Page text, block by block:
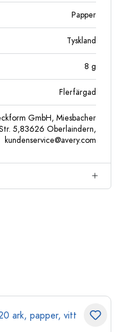
Papper
Tyskland
8 g
Flerfärgad
GmbH, Miesbacher
5,83626 Oberlaindern,
kundenservice@avery.com